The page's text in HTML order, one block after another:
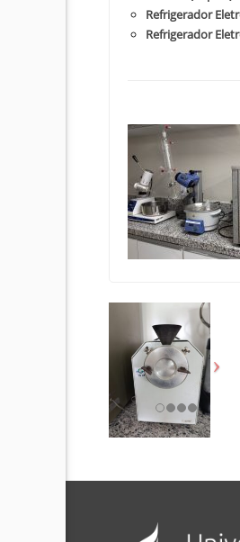
Refrigerador
Refrigerador